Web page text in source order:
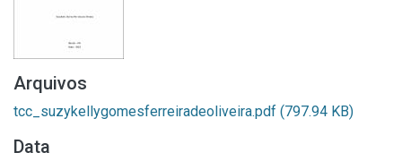
Arquivos
tcc_suzykellygomesferreiradeoliveira.pdf (797.94 KB)
Data